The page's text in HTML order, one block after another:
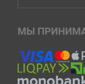
МЫ